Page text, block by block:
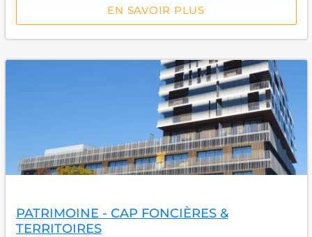
EN SAVOIR PLUS
PATRIMOINE - CAP FONCIÈRES &
TERRITOIRES